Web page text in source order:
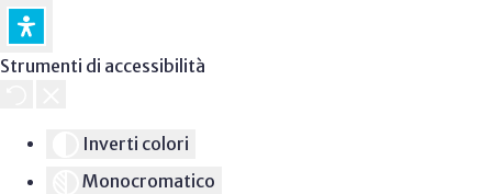
Strumenti di accessibilità
Inverti colori
Monocromatico